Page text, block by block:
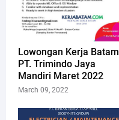
Lowongan Kerja Batam
PT. Trimindo Jaya
Mandiri Maret 2022
March 09, 2022